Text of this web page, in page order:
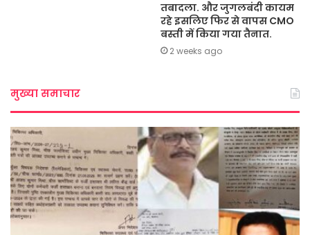
तबादला. और जुगलबंदी कायम
रहे इसलिए फिर से वापस CMO
बस्ती में किया गया तैनात.
2 weeks ago
मुख्या समाचार